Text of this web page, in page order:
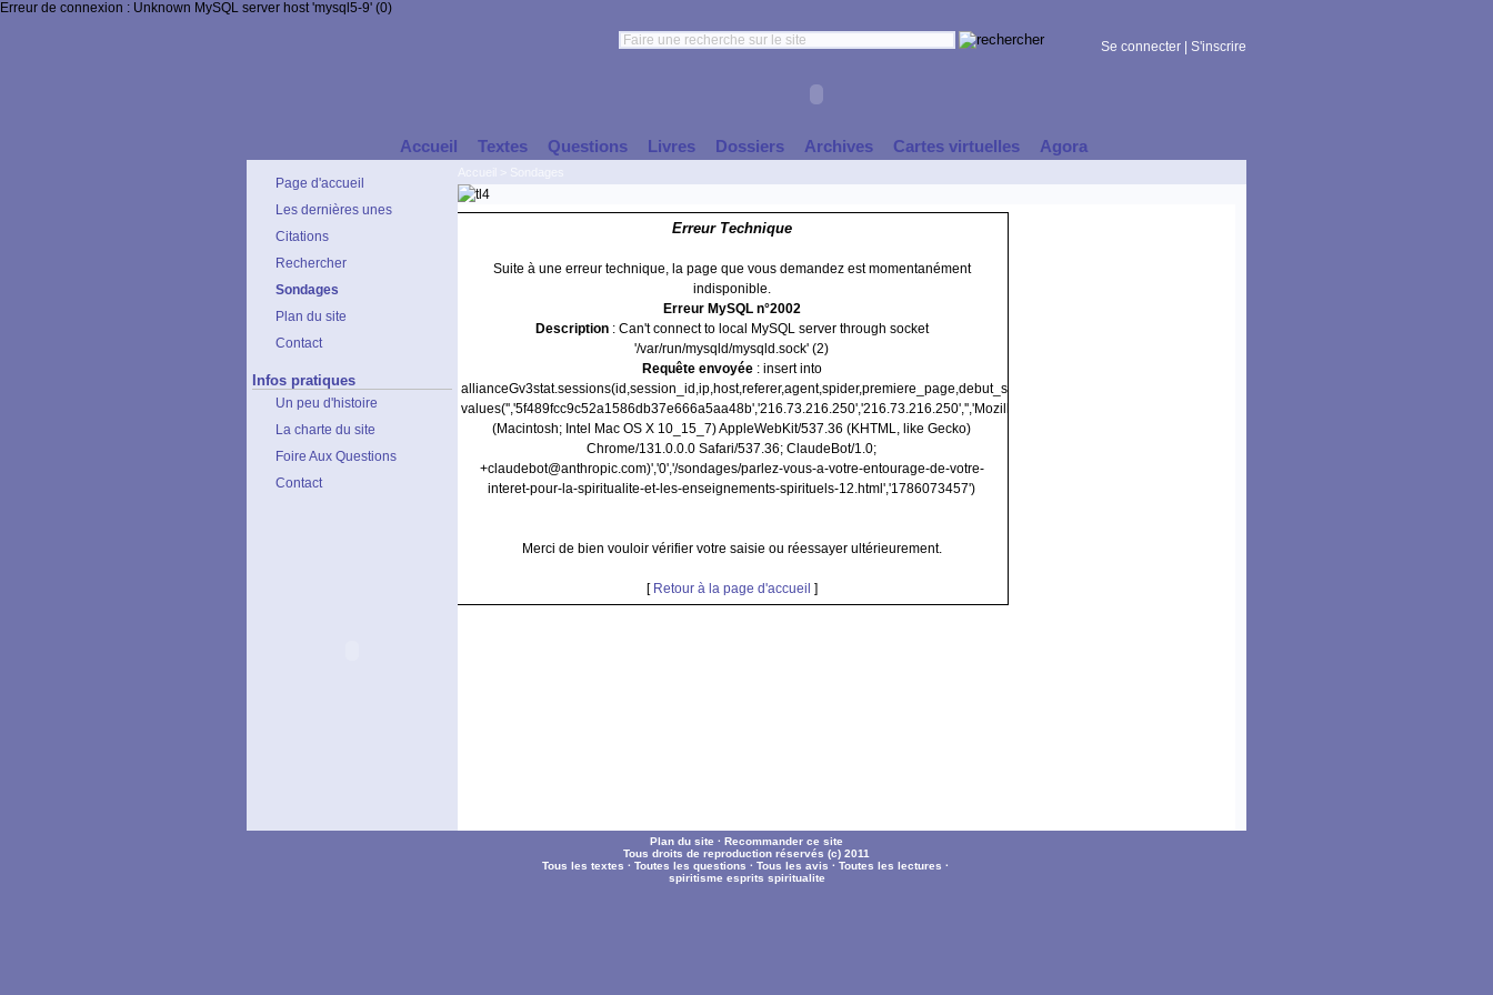
Erreur de connexion : Unknown MySQL server host 'mysql5-9' (0)
Se connecter S'inscrire
Accueil Textes Questions Livres Dossiers Archives Cartes virtuelles Agora
Page d'accueil
Les dernières unes
Citations
Rechercher
Sondages
Plan du site
Contact
Infos pratiques
Un peu d'histoire
La charte du site
Foire Aux Questions
Contact
Erreur Technique
Suite à une erreur technique, la page que vous demandez est momentanément
indisponible.
Erreur MySQL n°2002
Description: Can't connect to local MySQL server through socket
'/var/run/mysqld/mysqld.sock' (2)
Requête envoyée: insert into
allianceGv3stat.sessions(id,session_id,ip,host,referer,agent,spider,premiere_page,debut_session)
values('','5f489fcc9c52a1586db37e666a5aa48b','216.73.216.250','216.73.216.250','','Mozilla/5.0
(Macintosh; Intel Mac OS X 10_15_7) AppleWebKit/537.36 (KHTML, like Gecko)
Chrome/131.0.0.0 Safari/537.36; ClaudeBot/1.0;
+claudebot@anthropic.com)','0','/sondages/parlez-vous-a-votre-entourage-de-votre-
interet-pour-la-spiritualite-et-les-enseignements-spirituels-12.html','1786073457')
Merci de bien vouloir vérifier votre saisie ou réessayer ultérieurement.
[ Retour à la page d'accueil ]
Plan du site · Recommander ce site
Tous droits de reproduction réservés (c) 2011
Tous les textes · Toutes les questions · Tous les avis · Toutes les lectures ·
spiritisme esprits spiritualite